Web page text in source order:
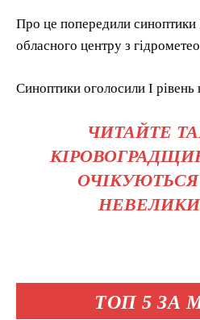
ТОП 5 ЗА
Про це попередили синоптики
обласного центру з
Синоптики оголосили І
ЧИТАЙТЕ
ОЧІКУЮТЬСЯ